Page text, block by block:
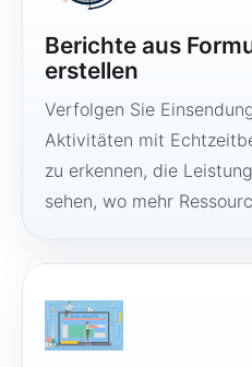
Berichte aus
erstellen
Verfolgen Sie
Aktivitäten mit
zu erkennen, die
sehen, wo mehr